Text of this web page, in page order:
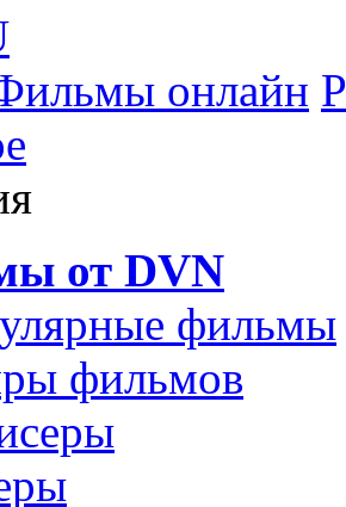
онлайн
от DVN
фильмы
фильмов